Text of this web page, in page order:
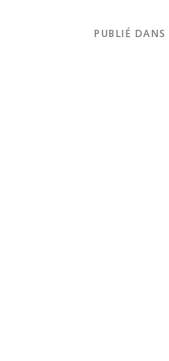
PUBLIÉ DANS